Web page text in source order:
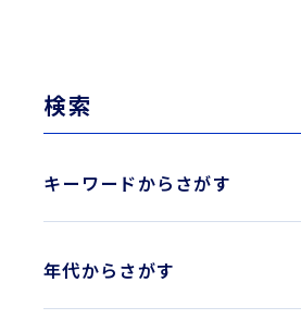
検索
キーワードからさがす
年代からさがす